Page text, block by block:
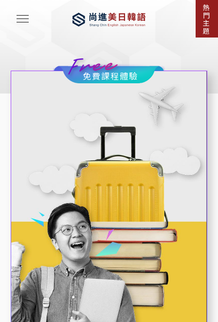
熱
門
主
題
免費課程體驗